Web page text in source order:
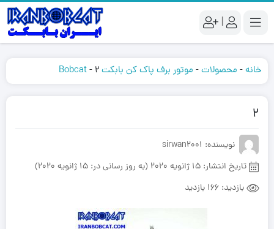
|
خانه- محصولات- موتور برف پاک کن بابکت Bobcat - 2
2
نویسنده: sirwan2001
تاریخ انتشار: 15 ژانویه 2020 (به روز رسانی در: 15 ژانویه 2020)
بازدید: 166 بازدید